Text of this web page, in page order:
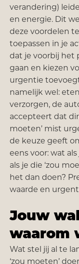
verandering)
en energie. Dit
deze voordelen
toepassen in je
dat je voorbij het
gaan en kiezen
urgentie
namelijk wel:
verzorgen, de
accepteert dat
moeten’ mist
de keuze geeft
eens voor: wat
als je die ‘zou
het dan doen?
waarde en
Jouw
waarom
Wat stel jij al te
‘zou moeten’